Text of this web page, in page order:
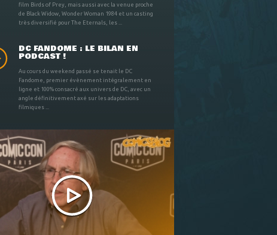
film Birds of Prey, mais aussi avec la venue proche
de Black Widow, Wonder Woman 1984 et un casting
très diversifié pour The Eternals, les ...
DC FANDOME : LE BILAN EN
PODCAST !
Au cours du weekend passé se tenait le DC
Fandome, premier évènement intégralement en
ligne et 100% consacré aux univers de DC, avec un
angle définitivement axé sur les adaptations
filmiques ...